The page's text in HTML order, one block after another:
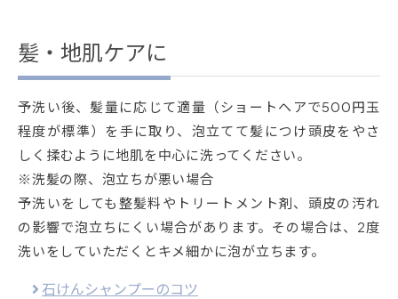
髪・地肌ケアに
予洗い後、髪量に応じて適量（ショートヘアで500円玉
程度が標準）を手に取り、泡立てて髪につけ頭皮をやさ
しく揉むように地肌を中心に洗ってください。
※洗髪の際、泡立ちが悪い場合
予洗いをしても整髪料やトリートメント剤、頭皮の汚れ
の影響で泡立ちにくい場合があります。その場合は、2度
洗いをしていただくとキメ細かに泡が立ちます。
石けんシャンプーのコツ